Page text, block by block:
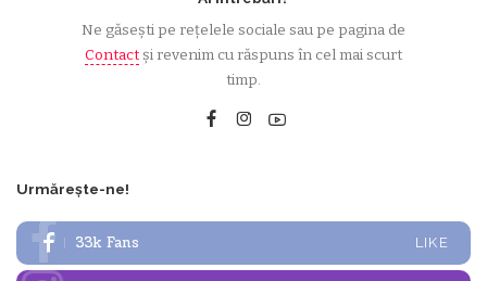
Ne găsești pe rețelele sociale sau pe pagina de
Contactși revenim cu răspuns în cel mai scurt
timp.
Urmărește-ne!
33k Fans LIKE